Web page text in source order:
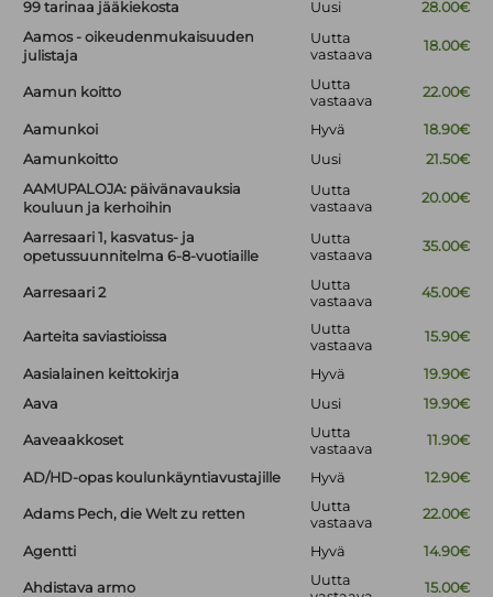
99 tarinaa jääkiekosta
Uusi
28.00€
Aamos - oikeudenmukaisuuden
julistaja
Uutta
vastaava
18.00€
Aamun koitto
Uutta
vastaava
22.00€
Aamunkoi Hyvä
18.90€
Aamunkoitto
Uusi
21.50€
AAMUPALOJA: päivänavauksia
kouluun ja kerhoihin
Uutta
vastaava
20.00€
Aarresaari 1, kasvatus- ja
opetussuunnitelma 6-8-vuotiaille
Uutta
vastaava
35.00€
Aarresaari 2
Uutta
vastaava
45.00€
Aarteita saviastioissa
Uutta
vastaava
15.90€
Aasialainen keittokirja Hyvä
19.90€
Aava
Uusi 19.90€
Aaveaakkoset
Uutta
vastaava
11.90€
AD/HD-opas koulunkäyntiavustajille Hyvä 12.90€
Adams Pech, die Welt zu retten
Uutta
vastaava
22.00€
Agentti Hyvä 14.90€
Ahdistava armo
Uutta
15.00€